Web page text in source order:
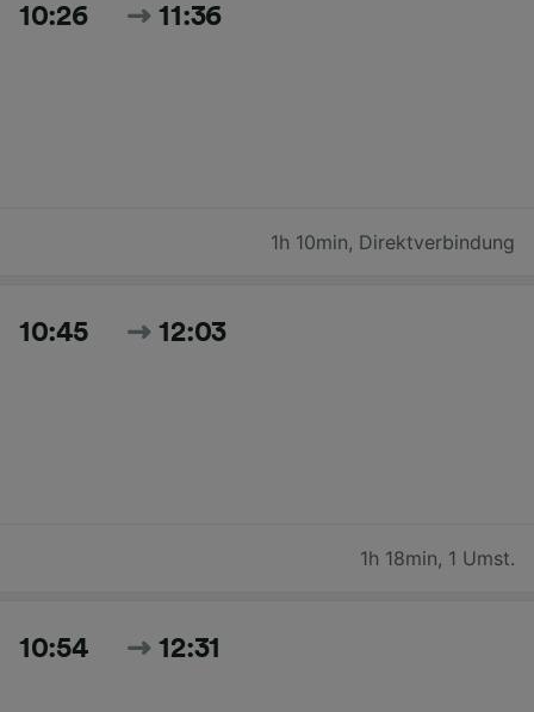
10:26 11:36
1h 10min, Direktverbindung
10:45 12:03
1h 18min, 1 Umst.
10:54 12:31